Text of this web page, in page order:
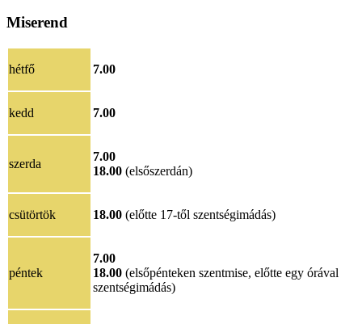
Miserend
hétfő 7.00
kedd 7.00
szerda
7.00
18.00 (elsőszerdán)
csütörtök 18.00 (előtte 17-től szentségimádás)
péntek
7.00
18.00 (elsőpénteken szentmise, előtte egy órával
szentségimádás)